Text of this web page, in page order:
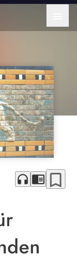
headphones chrome_reader_mode bookmark_border